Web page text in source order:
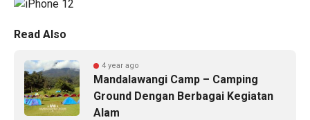
Read Also
4 year ago
Mandalawangi Camp – Camping
Ground Dengan Berbagai Kegiatan
Alam